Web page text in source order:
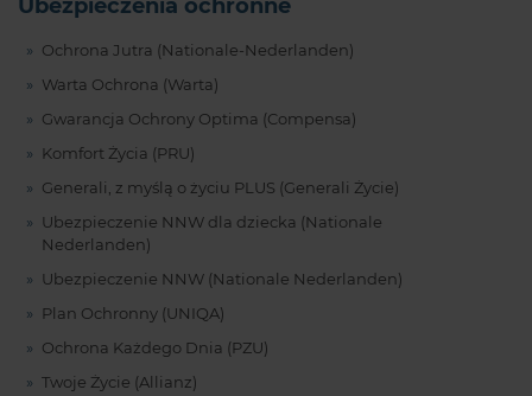
Ubezpieczenia ochronne
Ochrona Jutra (Nationale-Nederlanden)
Warta Ochrona (Warta)
Gwarancja Ochrony Optima (Compensa)
Komfort Życia (PRU)
Generali, z myślą o życiu PLUS (Generali Życie)
Ubezpieczenie NNW dla dziecka (Nationale
Nederlanden)
Ubezpieczenie NNW (Nationale Nederlanden)
Plan Ochronny (UNIQA)
Ochrona Każdego Dnia (PZU)
Twoje Życie (Allianz)